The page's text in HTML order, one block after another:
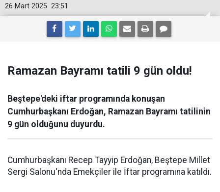
23:51
26 Mart 2025
Ramazan Bayramı tatili 9 gün oldu!
Beştepe'deki iftar programında konuşan
Cumhurbaşkanı Erdoğan, Ramazan Bayramı tatilinin
9 gün olduğunu duyurdu.
Cumhurbaşkanı Recep Tayyip Erdoğan, Beştepe Millet
Sergi Salonu'nda Emekçiler ile İftar programına katıldı.